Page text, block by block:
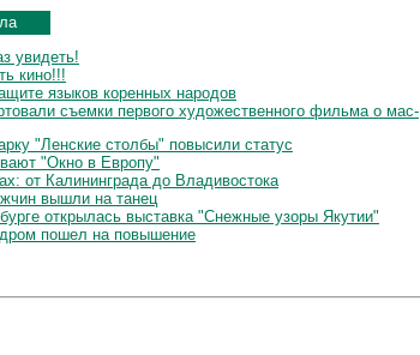
увидеть!
кино!!!
языков коренных народов
съемки первого художественного фильма о мас-
"Ленские столбы" повысили статус
"Окно в Европу"
от Калининграда до Владивостока
вышли на танец
открылась выставка "Снежные узоры Якутии"
пошел на повышение